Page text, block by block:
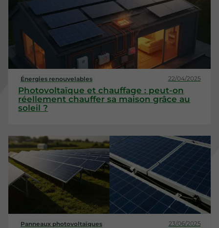
Énergies renouvelables 22/04/2025
Photovoltaïque et chauffage : peut-on
réellement chauffer sa maison grâce au
soleil ?
Panneaux photovoltaïques 23/06/2025